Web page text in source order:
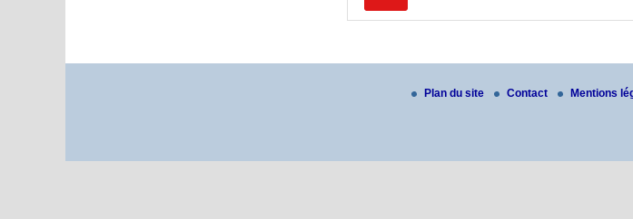
Plan du site Contact Mentions